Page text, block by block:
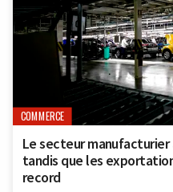
COMMERCE
Le secteur
tandis que les
record